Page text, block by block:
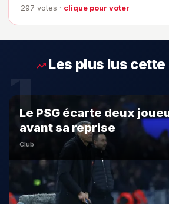
297 votes · clique pour voter
Les plus lus
1Le PSG écarte deux
avant sa reprise
Club